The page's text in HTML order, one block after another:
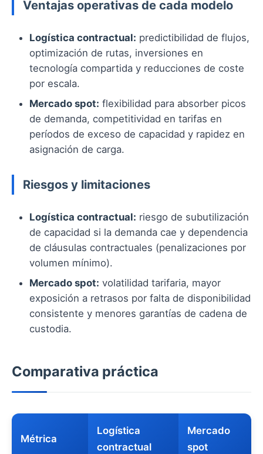
Ventajas operativas de cada modelo
Logística contractual: predictibilidad de flujos,
optimización de rutas, inversiones en
tecnología compartida y reducciones de coste
por escala.
Mercado spot: flexibilidad para absorber picos
de demanda, competitividad en tarifas en
períodos de exceso de capacidad y rapidez en
asignación de carga.
Riesgos y limitaciones
Logística contractual: riesgo de subutilización
de capacidad si la demanda cae y dependencia
de cláusulas contractuales (penalizaciones por
volumen mínimo).
Mercado spot: volatilidad tarifaria, mayor
exposición a retrasos por falta de disponibilidad
consistente y menores garantías de cadena de
custodia.
Comparativa práctica
Métrica
Logística
contractual
Mercado
spot